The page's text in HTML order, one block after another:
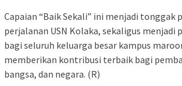
Capaian “Baik Sekali” ini menjadi tonggak
perjalanan USN Kolaka, sekaligus menjadi
bagi seluruh keluarga besar kampus
memberikan kontribusi terbaik bagi
bangsa, dan negara. (R)